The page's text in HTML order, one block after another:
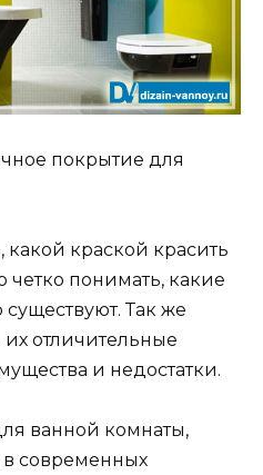
покрытие для
краской красить
четко понимать, какие
Так же
отличительные
и недостатки.
ванной комнаты,
в современных